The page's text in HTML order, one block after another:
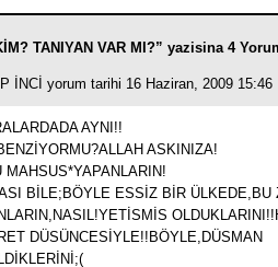
TANIYAN VAR MI?” yazisina 4
İNCİ yorum tarihi 16 Haziran, 2009 15:46
AYNI!!
ASKINIZA!
MAHSUS*YAPANLARIN!
BİLE;BÖYLE ESSİZ BİR ÜLKEDE,BU
DÜSÜNCESİYLE!!BÖYLE,DÜSMAN